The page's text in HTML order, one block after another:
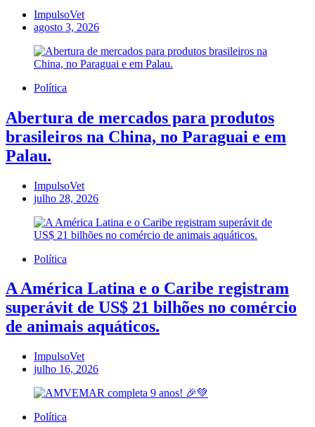
ImpulsoVet
agosto 3, 2026
Política
Abertura de mercados para produtos
brasileiros na China, no Paraguai e em
Palau.
ImpulsoVet
julho 28, 2026
Política
A América Latina e o Caribe registram
superávit de US$ 21 bilhões no comércio
de animais aquáticos.
ImpulsoVet
julho 16, 2026
Política